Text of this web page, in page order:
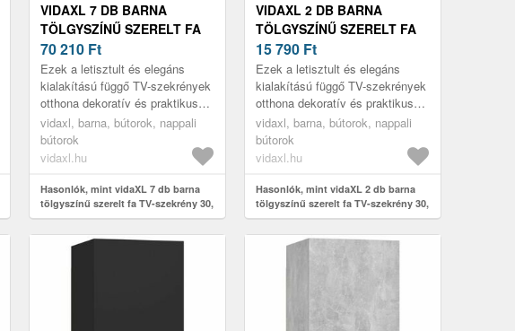
VIDAXL 7 DB BARNA
TÖLGYSZÍNŰ SZERELT FA
TV-SZEKRÉNY 30, 5 X 30 X
60 CM
70 210 Ft
Ezek a letisztult és elegáns
kialakítású függő TV-szekrények
otthona dekoratív és praktikus
kiegészítői lesznek.
vidaxl, barna, bútorok, nappali
bútorok
vidaxl.hu
Hasonlók, mint vidaXL 7 db barna
tölgyszínű szerelt fa TV-szekrény 30,
5 x 30 x 60 cm
VIDAXL 2 DB BARNA
TÖLGYSZÍNŰ SZERELT FA
TV-SZEKRÉNY 30, 5 X 30 X
60 CM
15 790 Ft
Ezek a letisztult és elegáns
kialakítású függő TV-szekrények
otthona dekoratív és praktikus
kiegészítői lesznek.
vidaxl, barna, bútorok, nappali
bútorok
vidaxl.hu
Hasonlók, mint vidaXL 2 db barna
tölgyszínű szerelt fa TV-szekrény 30,
5 x 30 x 60 cm